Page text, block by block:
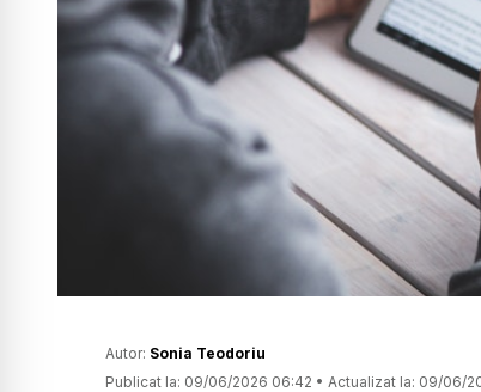
Autor: Sonia Teodoriu
Publicat la: 09/06/2026 06:42 • Actualizat la: 09/06/